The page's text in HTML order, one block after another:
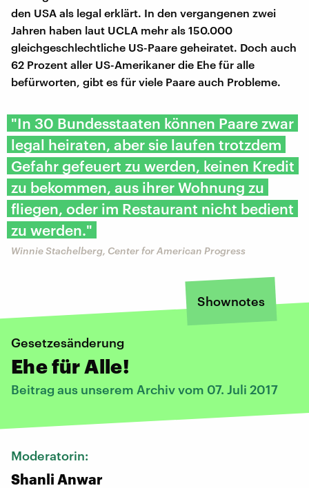
den USA als legal erklärt. In den vergangenen zwei
Jahren haben laut UCLA mehr als 150.000
gleichgeschlechtliche US-Paare geheiratet. Doch auch
62 Prozent aller US-Amerikaner die Ehe für alle
befürworten, gibt es für viele Paare auch Probleme.
"In 30 Bundesstaaten können Paare zwar
legal heiraten, aber sie laufen trotzdem
Gefahr gefeuert zu werden, keinen Kredit
zu bekommen, aus ihrer Wohnung zu
fliegen, oder im Restaurant nicht bedient
zu werden."
Winnie Stachelberg, Center for American Progress
Shownotes
Gesetzesänderung
Ehe für Alle!
Beitrag aus unserem Archiv vom 07. Juli 2017
Moderatorin:
Shanli Anwar